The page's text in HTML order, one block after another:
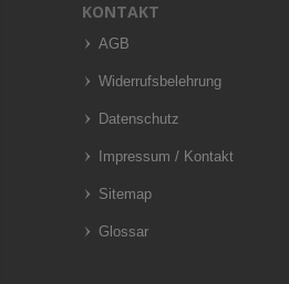
KONTAKT
AGB
Widerrufsbelehrung
Datenschutz
Impressum / Kontakt
Sitemap
Glossar